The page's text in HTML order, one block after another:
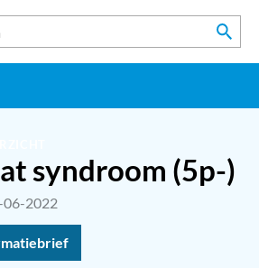
syndroom (5p-)
06-2022